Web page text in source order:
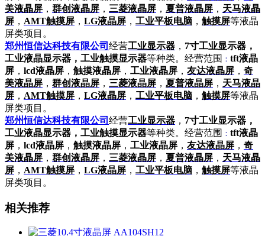
美液晶屏 ， 群创液晶屏 ， 三菱液晶屏 ， 夏普液晶屏 ， 天马液晶
屏 ， AMT触摸屏 ， LG液晶屏 ， 工业平板电脑 ， 触摸屏等液晶
屏类项目。
郑州恒信达科技有限公司 经营工业显示器 ， 7寸工业显示器，
工业液晶显示器，工业触摸显示器等种类。经营范围 ： tft液晶
屏 ， lcd液晶屏 ， 触摸液晶屏 ， 工业液晶屏 ， 友达液晶屏 ， 奇
美液晶屏 ， 群创液晶屏 ， 三菱液晶屏 ， 夏普液晶屏 ， 天马液晶
屏 ， AMT触摸屏 ， LG液晶屏 ， 工业平板电脑 ， 触摸屏等液晶
屏类项目。
郑州恒信达科技有限公司 经营工业显示器 ， 7寸工业显示器，
工业液晶显示器，工业触摸显示器等种类。经营范围 ： tft液晶
屏 ， lcd液晶屏 ， 触摸液晶屏 ， 工业液晶屏 ， 友达液晶屏 ， 奇
美液晶屏 ， 群创液晶屏 ， 三菱液晶屏 ， 夏普液晶屏 ， 天马液晶
屏 ， AMT触摸屏 ， LG液晶屏 ， 工业平板电脑 ， 触摸屏等液晶
屏类项目。
相关推荐